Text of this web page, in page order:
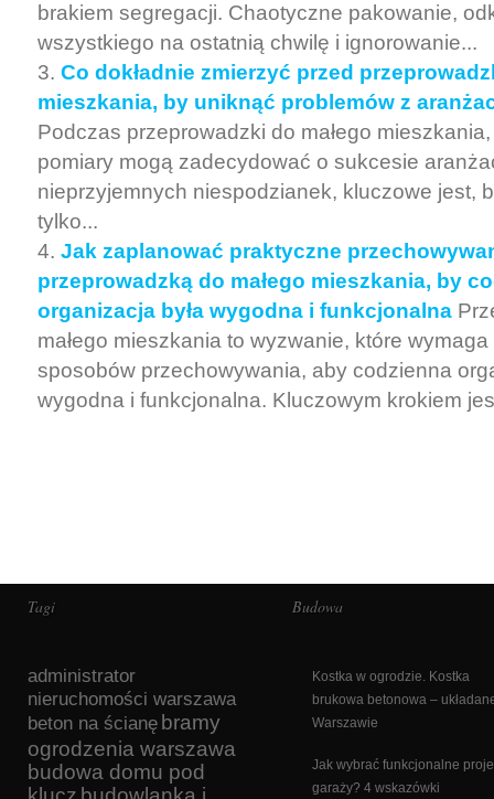
brakiem segregacji. Chaotyczne pakowanie,
wszystkiego na ostatnią chwilę i ignorowanie...
Co dokładnie zmierzyć przed
mieszkania, by uniknąć problemów z
Podczas przeprowadzki do małego
pomiary mogą zadecydować o sukcesie
nieprzyjemnych niespodzianek, kluczowe jest,
tylko...
Jak zaplanować praktyczne
przeprowadzką do małego mieszkania, by
organizacja była wygodna i funkcjonalna
małego mieszkania to wyzwanie, które
sposobów przechowywania, aby codzienna
wygodna i funkcjonalna. Kluczowym krokiem
Tagi
administrator
nieruchomości warszawa
beton na ścianę bramy
ogrodzenia warszawa
budowa domu pod
Budowa
Kostka w ogrodzie. Kostka
brukowa betonowa –
Warszawie
Jak wybrać funkcjonalne
garaży? 4 wskazówki